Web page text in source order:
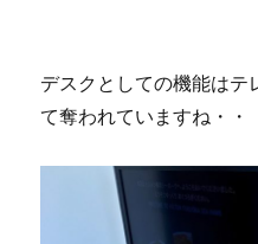
デスクとしての機能はテ
て奪われていますね・・